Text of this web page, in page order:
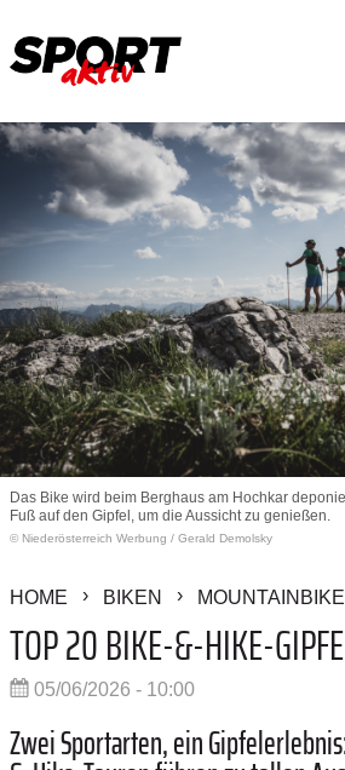
Das Bike wird beim Berghaus am Hochkar
Fuß auf den Gipfel, um die Aussicht zu genießen.
© Niederösterreich Werbung / Gerald Demolsky
HOME BIKEN MOUNTAINBIKE
TOP 20 BIKE-&-HIKE-
05/06/2026 - 10:00
Zwei Sportarten, ein